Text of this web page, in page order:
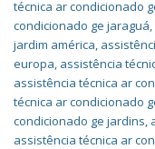
técnica ar condicionado
condicionado ge jaraguá,
jardim américa,
europa, assistência
assistência técnica ar
técnica ar condicionado
condicionado ge jardins,
assistência técnica ar